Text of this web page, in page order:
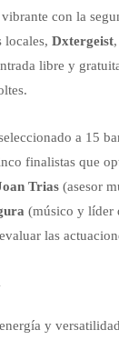
con la
locales, Dxtergeist,
libre y
a 15
finalistas que
Trias(asesor
(músico y líder
las
y